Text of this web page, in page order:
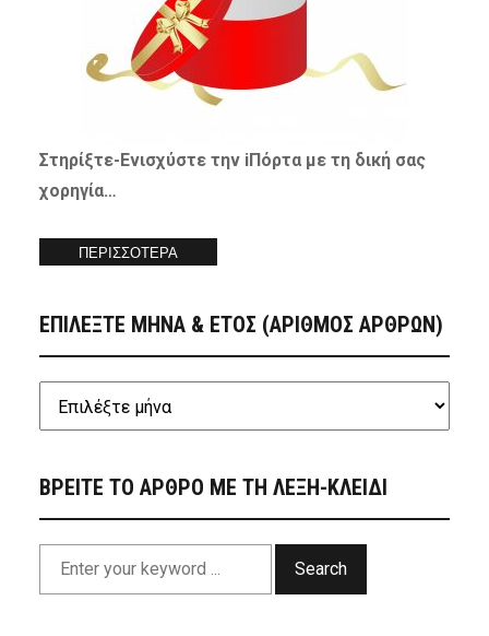
Στηρίξτε-Ενισχύστετην iΠόρτα με τη δική σας
χορηγία…
ΠΕΡΙΣΣΟΤΕΡΑ
ΕΠΙΛΕΞΤΕ ΜΗΝΑ & ΕΤΟΣ (ΑΡΙΘΜΟΣ ΑΡΘΡΩΝ)
ΒΡΕΙΤΕ ΤΟ ΑΡΘΡΟ ΜΕ ΤΗ ΛΕΞΗ-ΚΛΕΙΔΙ
Search